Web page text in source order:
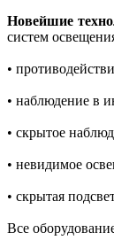
Новейшие
систем
•
• наблюдение в
• скрытое
• невидимое
• скрытая
Все